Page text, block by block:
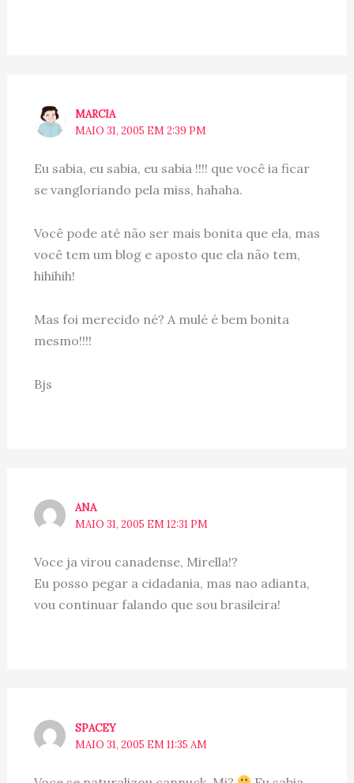
MARCIA
MAIO 31, 2005 EM 2:39 PM
Eu sabia, eu sabia, eu sabia !!!! que você ia ficar
se vangloriando pela miss, hahaha.
Você pode até não ser mais bonita que ela, mas
você tem um blog e aposto que ela não tem,
hihihih!
Mas foi merecido né? A mulé é bem bonita
mesmo!!!!
Bjs
ANA
MAIO 31, 2005 EM 12:31 PM
Voce ja virou canadense, Mirella!?
Eu posso pegar a cidadania, mas nao adianta,
vou continuar falando que sou brasileira!
SPACEY
MAIO 31, 2005 EM 11:35 AM